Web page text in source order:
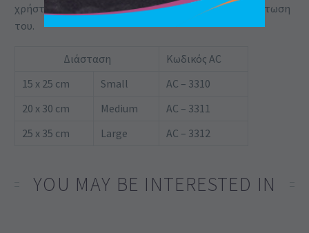
χρήστης να επιλέξει αυτό που ταιριάζει στην περίπτωση
του.
Διάσταση
Κωδικός AC
15 x 25 cm
Small
AC – 3310
20 x 30 cm
Medium
AC – 3311
25 x 35 cm
Large AC – 3312
YOU MAY BE INTERESTED IN